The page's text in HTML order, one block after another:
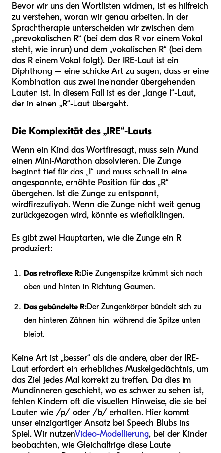
Bevor wir uns den Wortlisten widmen, ist es hilfreich
zu verstehen, woran wir genau arbeiten. In der
Sprachtherapie unterscheiden wir zwischen dem
„prevokalischen R“ (bei dem das R vor einem Vokal
steht, wie inrun) und dem „vokalischen R“ (bei dem
das R einem Vokal folgt). Der IRE-Laut ist ein
Diphthong – eine schicke Art zu sagen, dass er eine
Kombination aus zwei ineinander übergehenden
Lauten ist. In diesem Fall ist es der „lange I“-Laut,
der in einen „R“-Laut übergeht.
Die Komplexität des „IRE“-Lauts
Wenn ein Kind das Wortfiresagt, muss sein Mund
einen Mini-Marathon absolvieren. Die Zunge
beginnt tief für das „I“ und muss schnell in eine
angespannte, erhöhte Position für das „R“
übergehen. Ist die Zunge zu entspannt,
wirdfirezufiyah. Wenn die Zunge nicht weit genug
zurückgezogen wird, könnte es wiefialklingen.
Es gibt zwei Hauptarten, wie die Zunge ein R
produziert:
Das retroflexe R:Die Zungenspitze krümmt sich nach
oben und hinten in Richtung Gaumen.
Das gebündelte R:Der Zungenkörper bündelt sich zu
den hinteren Zähnen hin, während die Spitze unten
bleibt.
Keine Art ist „besser“ als die andere, aber der IRE-
Laut erfordert ein erhebliches Muskelgedächtnis, um
das Ziel jedes Mal korrekt zu treffen. Da dies im
Mundinneren geschieht, wo es schwer zu sehen ist,
fehlen Kindern oft die visuellen Hinweise, die sie bei
Lauten wie /p/ oder /b/ erhalten. Hier kommt
unser einzigartiger Ansatz bei Speech Blubs ins
Spiel. Wir nutzenVideo-Modellierung, bei der Kinder
beobachten, wie Gleichaltrige diese Laute